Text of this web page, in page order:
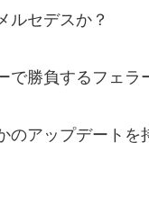
ルセデスか？
で勝負するフェラ
のアップデート